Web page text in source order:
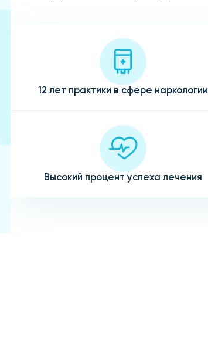
12 лет практики в сфере наркологии
Высокий процент успеха лечения